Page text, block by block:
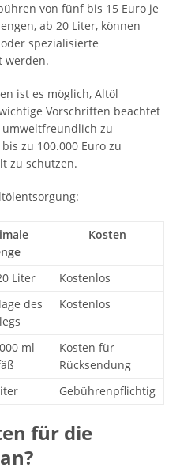
von fünf bis 15 Euro je
ab 20 Liter, können
spezialisierte
werden.
ist es möglich, Altöl
Vorschriften beachtet
umweltfreundlich zu
zu 100.000 Euro zu
zu schützen.
Kosten
Liter
Kostenlos
des
Kostenlos
ml
Kosten für
Rücksendung
Gebührenpflichtig
für die